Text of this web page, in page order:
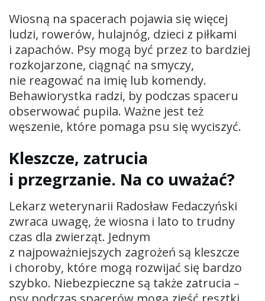
Wiosną na spacerach pojawia się więcej
ludzi, rowerów, hulajnóg, dzieci z piłkami
i zapachów. Psy mogą być przez to bardziej
rozkojarzone, ciągnąć na smyczy,
nie reagować na imię lub komendy.
Behawiorystka radzi, by podczas spaceru
obserwować pupila. Ważne jest też
węszenie, które pomaga psu się wyciszyć.
Kleszcze, zatrucia
i przegrzanie. Na co uważać?
Lekarz weterynarii Radosław Fedaczyński
zwraca uwagę, że wiosna i lato to trudny
czas dla zwierząt. Jednym
z najpoważniejszych zagrożeń są kleszcze
i choroby, które mogą rozwijać się bardzo
szybko. Niebezpieczne są także zatrucia –